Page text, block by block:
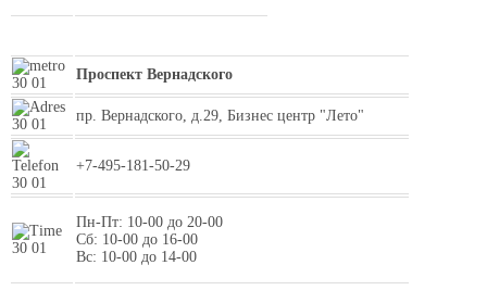
Проспект Вернадского
пр. Вернадского, д.29, Бизнес центр "Лето"
+7-495-181-50-29
Пн-Пт: 10-00 до 20-00
Сб: 10-00 до 16-00
Вс: 10-00 до 14-00